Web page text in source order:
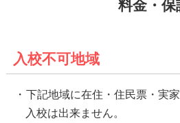
料金・保
入校不可地域
下記地域に在住・住民票・実
入校は出来ません。